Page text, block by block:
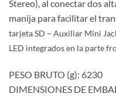
Stereo), al conectar dos
manija para facilitar el
tarjeta SD – Auxiliar Mini
LED integrados en la parte
PESO BRUTO (g): 6230
DIMENSIONES DE